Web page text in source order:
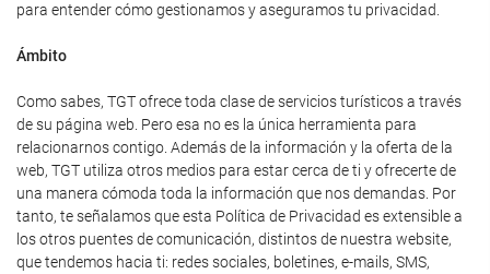
para entender cómo gestionamos y aseguramos tu privacidad.
Ámbito
Como sabes, TGT ofrece toda clase de servicios turísticos a través
de su página web. Pero esa no es la única herramienta para
relacionarnos contigo. Además de la información y la oferta de la
web, TGT utiliza otros medios para estar cerca de ti y ofrecerte de
una manera cómoda toda la información que nos demandas. Por
tanto, te señalamos que esta Política de Privacidad es extensible a
los otros puentes de comunicación, distintos de nuestra website,
que tendemos hacia ti: redes sociales, boletines, e-mails, SMS,